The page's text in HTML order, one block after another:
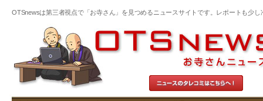
OTSnewsは第三者視点で「お寺さん」を見つめるニュースサイトです。レポートも少し